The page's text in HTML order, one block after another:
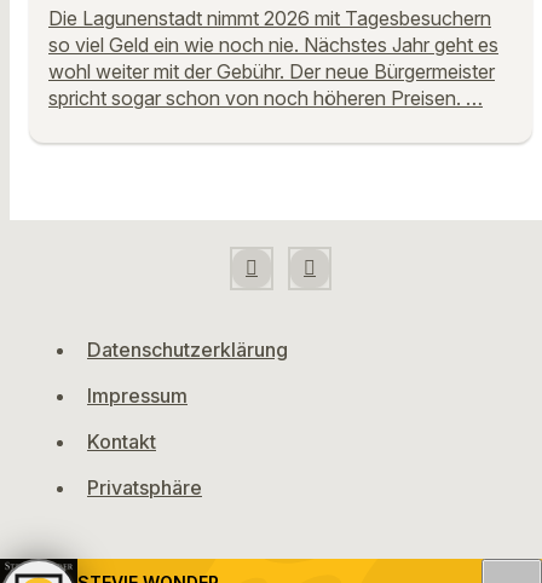
Die Lagunenstadt nimmt 2026 mit Tagesbesuchern
so viel Geld ein wie noch nie. Nächstes Jahr geht es
wohl weiter mit der Gebühr. Der neue Bürgermeister
spricht sogar schon von noch höheren Preisen. …
Datenschutzerklärung
Impressum
Kontakt
Privatsphäre